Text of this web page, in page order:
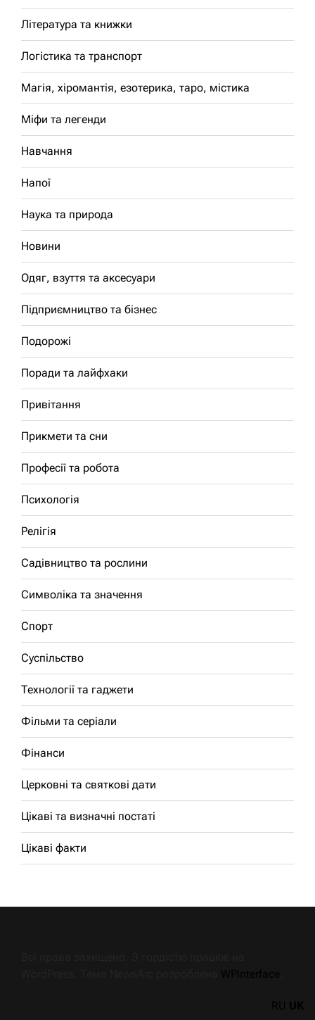
Література та книжки
Логістика та транспорт
Магія, хіромантія, езотерика, таро, містика
Міфи та легенди
Навчання
Напої
Наука та природа
Новини
Одяг, взуття та аксесуари
Підприємництво та бізнес
Подорожі
Поради та лайфхаки
Привітання
Прикмети та сни
Професії та робота
Психологія
Релігія
Садівництво та рослини
Символіка та значення
Спорт
Суспільство
Технології та гаджети
Фільми та серіали
Фінанси
Церковні та святкові дати
Цікаві та визначні постаті
Цікаві факти